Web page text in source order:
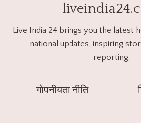
Live India 24 brings you the latest
national updates, inspiring
reporting.
गोपनीयता नीति